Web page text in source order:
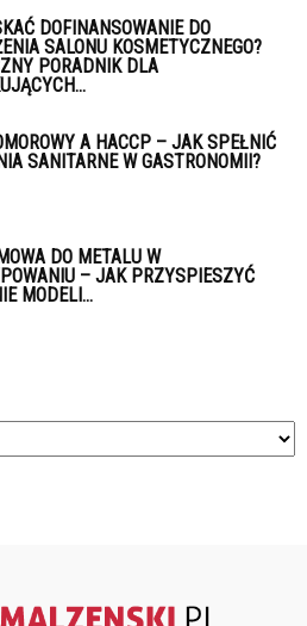
DOFINANSOWANIE DO
SALONU KOSMETYCZNEGO?
PORADNIK DLA
A HACCP – JAK SPEŁNIĆ
SANITARNE W GASTRONOMII?
DO METALU W
– JAK PRZYSPIESZYĆ
MODELI...